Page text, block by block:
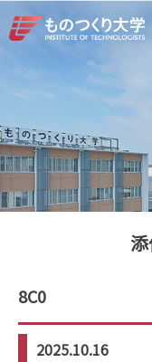
8C0
2025.10.16